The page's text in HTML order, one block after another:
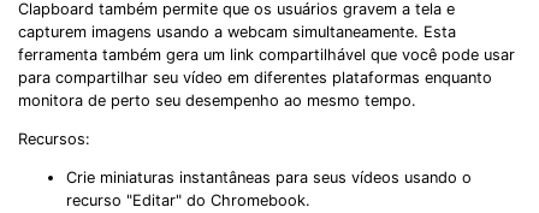
Clapboard também permite que os usuários gravem a tela e
capturem imagens usando a webcam simultaneamente. Esta
ferramenta também gera um link compartilhável que você pode usar
para compartilhar seu vídeo em diferentes plataformas enquanto
monitora de perto seu desempenho ao mesmo tempo.
Recursos:
Crie miniaturas instantâneas para seus vídeos usando o
recurso "Editar" do Chromebook.